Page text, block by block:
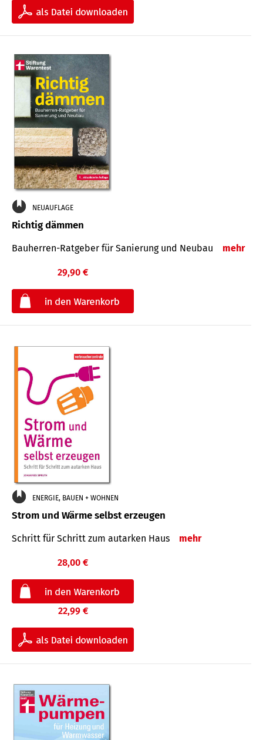
NEUAUFLAGE
Richtig dämmen
Bauherren-Ratgeber für Sanierung und Neubau mehr
29,90 €
ENERGIE, BAUEN + WOHNEN
Strom und Wärme selbst erzeugen
Schritt für Schritt zum autarken Haus mehr
28,00 €
22,99 €